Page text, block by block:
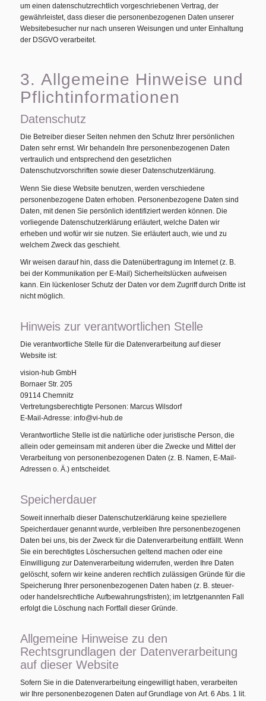
um einen datenschutzrechtlich vorgeschriebenen Vertrag, der
gewährleistet, dass dieser die personenbezogenen Daten unserer
Websitebesucher nur nach unseren Weisungen und unter Einhaltung
der DSGVO verarbeitet.
3. Allgemeine Hinweise und
Pflicht­informationen
Datenschutz
Die Betreiber dieser Seiten nehmen den Schutz Ihrer persönlichen
Daten sehr ernst. Wir behandeln Ihre personenbezogenen Daten
vertraulich und entsprechend den gesetzlichen
Datenschutzvorschriften sowie dieser Datenschutzerklärung.
Wenn Sie diese Website benutzen, werden verschiedene
personenbezogene Daten erhoben. Personenbezogene Daten sind
Daten, mit denen Sie persönlich identifiziert werden können. Die
vorliegende Datenschutzerklärung erläutert, welche Daten wir
erheben und wofür wir sie nutzen. Sie erläutert auch, wie und zu
welchem Zweck das geschieht.
Wir weisen darauf hin, dass die Datenübertragung im Internet (z. B.
bei der Kommunikation per E-Mail) Sicherheitslücken aufweisen
kann. Ein lückenloser Schutz der Daten vor dem Zugriff durch Dritte ist
nicht möglich.
Hinweis zur verantwortlichen Stelle
Die verantwortliche Stelle für die Datenverarbeitung auf dieser
Website ist:
vision-hub GmbH
Bornaer Str. 205
09114 Chemnitz
Vertretungsberechtigte Personen: Marcus Wilsdorf
E-Mail-Adresse: info@vi-hub.de
Verantwortliche Stelle ist die natürliche oder juristische Person, die
allein oder gemeinsam mit anderen über die Zwecke und Mittel der
Verarbeitung von personenbezogenen Daten (z. B. Namen, E-Mail-
Adressen o. Ä.) entscheidet.
Speicherdauer
Soweit innerhalb dieser Datenschutzerklärung keine speziellere
Speicherdauer genannt wurde, verbleiben Ihre personenbezogenen
Daten bei uns, bis der Zweck für die Datenverarbeitung entfällt. Wenn
Sie ein berechtigtes Löschersuchen geltend machen oder eine
Einwilligung zur Datenverarbeitung widerrufen, werden Ihre Daten
gelöscht, sofern wir keine anderen rechtlich zulässigen Gründe für die
Speicherung Ihrer personenbezogenen Daten haben (z. B. steuer-
oder handelsrechtliche Aufbewahrungsfristen); im letztgenannten Fall
erfolgt die Löschung nach Fortfall dieser Gründe.
Allgemeine Hinweise zu den
Rechtsgrundlagen der Datenverarbeitung
auf dieser Website
Sofern Sie in die Datenverarbeitung eingewilligt haben, verarbeiten
wir Ihre personenbezogenen Daten auf Grundlage von Art. 6 Abs. 1 lit.